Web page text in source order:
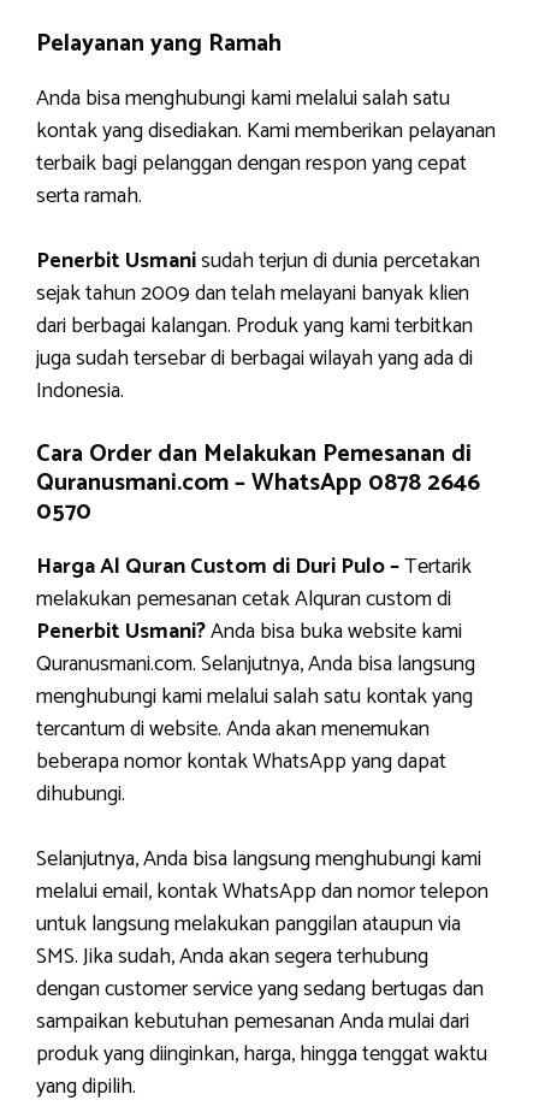
Pelayanan yang Ramah
Anda bisa menghubungi kami melalui salah satu
kontak yang disediakan. Kami memberikan pelayanan
terbaik bagi pelanggan dengan respon yang cepat
serta ramah.
Penerbit Usmanisudah terjun di dunia percetakan
sejak tahun 2009 dan telah melayani banyak klien
dari berbagai kalangan. Produk yang kami terbitkan
juga sudah tersebar di berbagai wilayah yang ada di
Indonesia.
Cara Order dan Melakukan Pemesanan di
Quranusmani.com –WhatsApp 0878 2646
0570
Harga Al Quran Custom di Duri Pulo –Tertarik
melakukan pemesanan cetak Alquran custom di
Penerbit Usmani?Anda bisa buka website kami
Quranusmani.com. Selanjutnya, Anda bisa langsung
menghubungi kami melalui salah satu kontak yang
tercantum di website. Anda akan menemukan
beberapa nomor kontak WhatsApp yang dapat
dihubungi.
Selanjutnya, Anda bisa langsung menghubungi kami
melalui email, kontak WhatsApp dan nomor telepon
untuk langsung melakukan panggilan ataupun via
SMS. Jika sudah, Anda akan segera terhubung
dengan customer service yang sedang bertugas dan
sampaikan kebutuhan pemesanan Anda mulai dari
produk yang diinginkan, harga, hingga tenggat waktu
yang dipilih.